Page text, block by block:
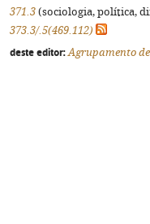
371.3 (sociologia, política,
373.3/.5(469.112)
deste editor: Agrupamento